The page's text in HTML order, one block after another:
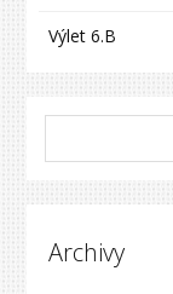
Výlet 6.B
Archivy